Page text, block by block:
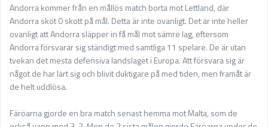
Andorra kommer från en mållös match borta mot Lettland, där
Andorra sköt 0 skott på mål. Detta är inte ovanligt. Det är inte heller
ovanligt att Andorra släpper in få mål mot sämre lag, eftersom
Andorra försvarar sig ständigt med samtliga 11 spelare. De är utan
tvekan det mesta defensiva landslaget i Europa. Att försvara sig är
något de har lärt sig och blivit duktigare på med tiden, men framåt är
de helt uddlösa.
Färöarna gjorde en bra match senast hemma mot Malta, som de